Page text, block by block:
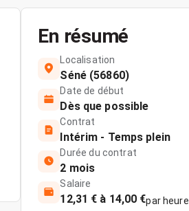
En résumé
Localisation
Séné (56860)
Date de début
Dès que possible
Contrat
Intérim - Temps plein
Durée du contrat
2 mois
Salaire
12,31 € à 14,00 €par heure